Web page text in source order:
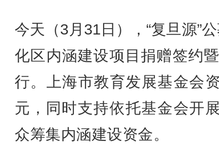
今天（3月31日），“复旦源”
化区内涵建设项目捐赠签约
行。上海市教育发展基金会
元，同时支持依托基金会开
众筹集内涵建设资金。